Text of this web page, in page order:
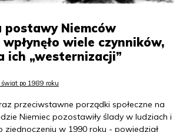
postawy Niemców
wiele czynników,
ich „westernizacji”
świat po 1989 roku
przeciwstawne porządki społeczne na
Niemiec pozostawiły ślady w ludziach i
zjednoczeniu w 1990 roku - powiedział